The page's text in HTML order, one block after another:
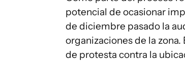
potencial de ocasionar
de diciembre pasado la
organizaciones de la
de protesta contra la